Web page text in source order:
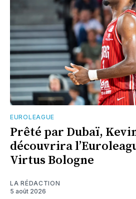
EUROLEAGUE
Prêté par Dubaï,
découvrira
Virtus Bologne
LA RÉDACTION
5 août 2026